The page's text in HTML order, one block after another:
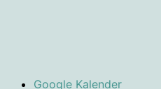
Google Kalender